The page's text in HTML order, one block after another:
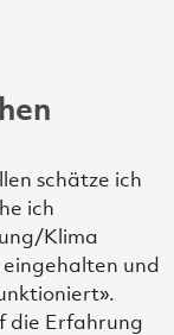
schätze ich
ich
Klima
und
die Erfahrung